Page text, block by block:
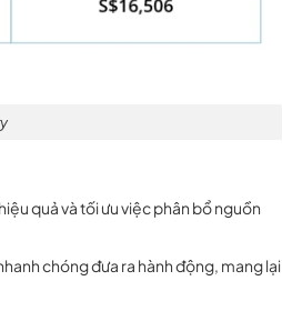
quả và tối ưu việc phân bổ nguồn
chóng đưa ra hành động, mang lại